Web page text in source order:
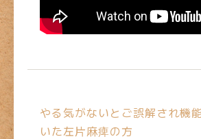
やる気がないとご誤解され機
いた左片麻痺の方